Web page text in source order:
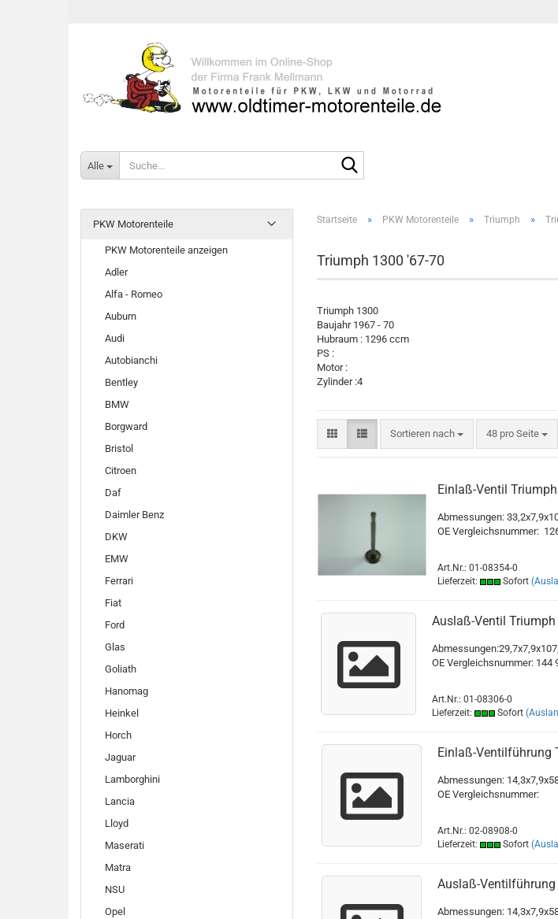
Alle
Startseite » PKW Motorenteile » Triumph »
Triumph 1300 '67-70
Triumph 1300
Baujahr 1967 - 70
Hubraum : 1296 ccm
PS :
Motor :
Zylinder :4
Sortieren nach
Sortieren nach 48 pro Seite
pro Seite
Einlaß-Ventil
Abmessungen:
OE Vergleichsnummer:
Art.Nr.: 01-08354-0
Lieferzeit:
Sofort
Auslaß-Ventil
OE Vergleichsnummer: 144
Art.Nr.: 01-08306-0
Lieferzeit:
Sofort
Einlaß-Ventilführung
Abmessungen:
OE Vergleichsnummer:
Art.Nr.: 02-08908-0
Lieferzeit:
Sofort
Auslaß-
Abmessungen:
PKW Motorenteile
PKW Motorenteile anzeigen
Adler
Alfa - Romeo
Auburn
Audi
Autobianchi
Bentley
BMW
Borgward
Bristol
Citroen
Daf
Daimler Benz
DKW
EMW
Ferrari
Fiat
Ford
Glas
Goliath
Hanomag
Heinkel
Horch
Jaguar
Lamborghini
Lancia
Lloyd
Maserati
Matra
NSU
Opel